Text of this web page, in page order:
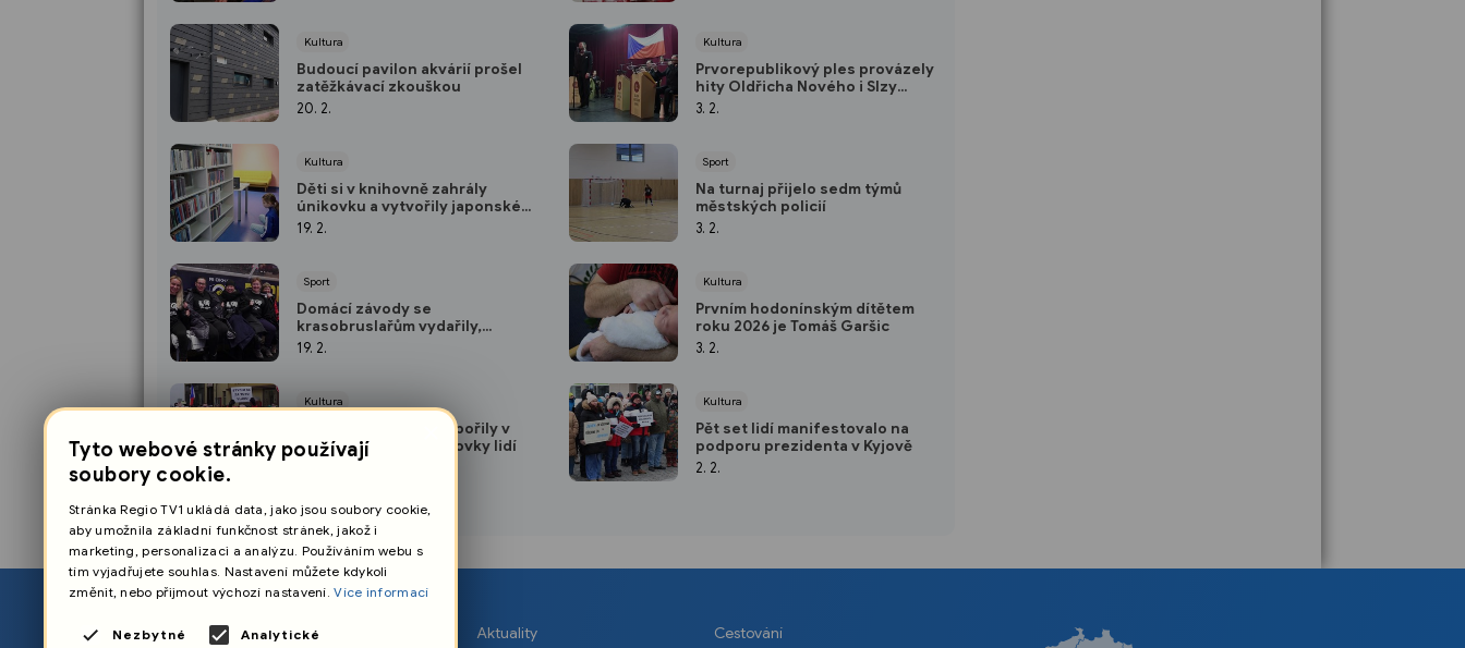
Kultura
Budoucí pavilon akvárií prošel
zatěžkávací zkouškou
20. 2.
Kultura
Děti si v knihovně zahrály
únikovku a vytvořily japonské
divadélko
19. 2.
Sport
Domácí závody se
krasobruslařům vydařily,
posbírali několik medailí
19. 2.
Kultura
Prezidenta Pavla podpořily v
Uherském Hradišti stovky lidí
Kultura
Prvorepublikový ples provázely
hity Oldřicha Nového i Slzy
Adiny Mandlové
3. 2.
Sport
Na turnaj přijelo sedm týmů
městských policií
3. 2.
Kultura
Prvním hodonínským dítětem
roku 2026 je Tomáš Garšic
3. 2.
Kultura
Pět set lidí manifestovalo na
podporu prezidenta v Kyjově
2. 2.
O nás Aktuality Cestování
Tyto webové stránky používají
soubory cookie.
Stránka Regio TV1 ukládá data, jako jsou soubory cookie,
aby umožnila základní funkčnost stránek, jakož i
marketing, personalizaci a analýzu. Používáním webu s
tím vyjadřujete souhlas. Nastavení můžete kdykoli
změnit, nebo přijmout výchozí nastavení.Více informací
Nezbytné Analytické